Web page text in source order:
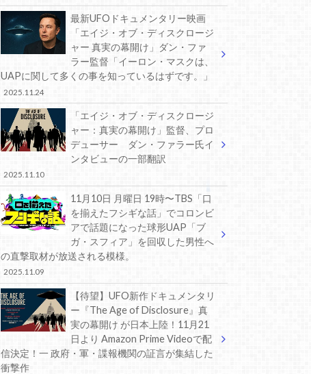
最新UFOドキュメンタリー映画
「エイジ・オブ・ディスクロージ
ャー 真実の幕開け」ダン・ファ
ラー監督「イーロン・マスクは、
UAPに関して多くの事を知っているはずです。」
2025.11.24
「エイジ・オブ・ディスクロージ
ャー：真実の幕開け」監督、プロ
デューサー ダン・ファラー氏イ
ンタビューの一部翻訳
2025.11.10
11月10日 月曜日 19時〜TBS「口
を揃えたフシギな話」でコロンビ
アで話題になった球形UAP「ブ
ガ・スフィア」を回収した男性へ
の直撃取材が放送される模様。
2025.11.09
【待望】UFO新作ドキュメンタリ
ー『The Age of Disclosure』真
実の幕開け が日本上陸！11月21
日より Amazon Prime Videoで配
信決定！一 政府・軍・諜報機関の証言が集結した
衝撃作